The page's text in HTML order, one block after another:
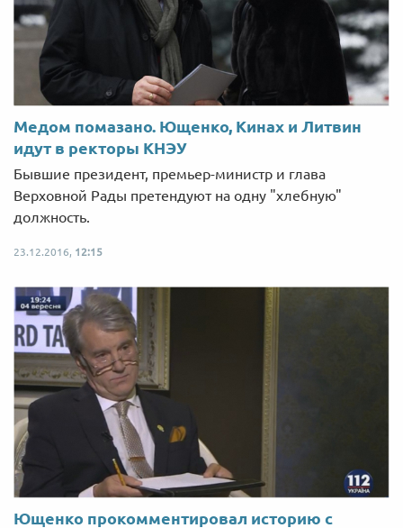
Медом помазано. Ющенко, Кинах и Литвин
идут в ректоры КНЭУ
Бывшие президент, премьер-министр и глава
Верховной Рады претендуют на одну "хлебную"
должность.
23.12.2016, 12:15
Ющенко прокомментировал историю с